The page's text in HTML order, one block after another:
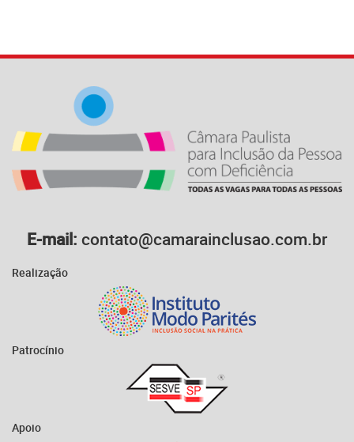
E-mail: contato@camarainclusao.com.br
Realização
Patrocínio
Apoio